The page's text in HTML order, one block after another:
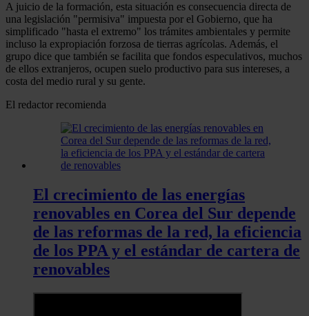
A juicio de la formación, esta situación es consecuencia directa de
una legislación "permisiva" impuesta por el Gobierno, que ha
simplificado "hasta el extremo" los trámites ambientales y permite
incluso la expropiación forzosa de tierras agrícolas. Además, el
grupo dice que también se facilita que fondos especulativos, muchos
de ellos extranjeros, ocupen suelo productivo para sus intereses, a
costa del medio rural y su gente.
El redactor recomienda
El crecimiento de las energías
renovables en Corea del Sur depende
de las reformas de la red, la eficiencia
de los PPA y el estándar de cartera de
renovables